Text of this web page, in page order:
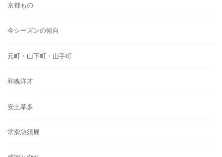
京都もの
今シーズンの傾向
元町・山下町・山手町
和魂洋才
安土草多
常滑急須展